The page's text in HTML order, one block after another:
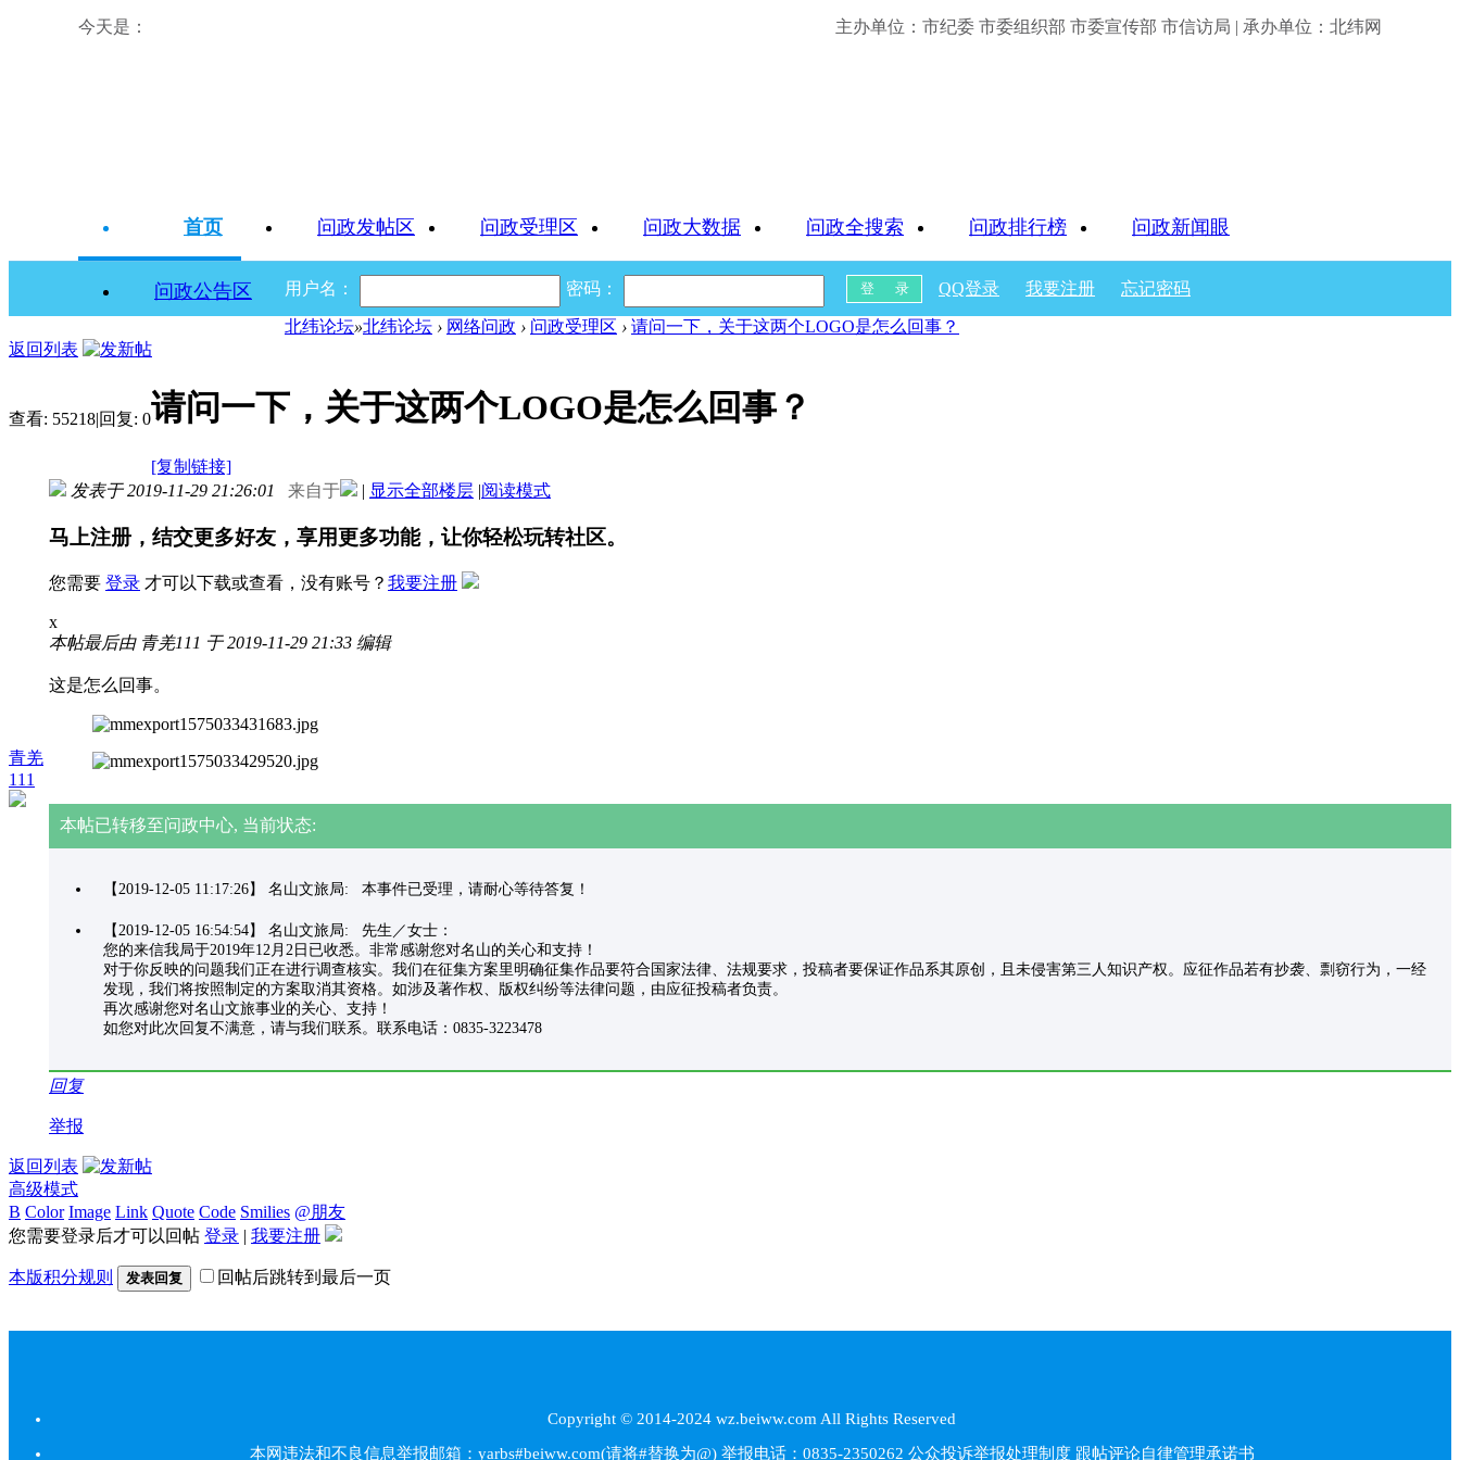
今天是： 主办单位：市纪委 市委组织部 市委宣传部 市信访局 | 承办单位：北纬网
首页 问政发帖区 问政受理区 问政大数据 问政全搜索 问政排行榜 问政新闻眼
问政公告区 用户名： 密码： QQ登录 我要注册 忘记密码
北纬论坛»北纬论坛 › 网络问政 › 问政受理区 › 请问一下，关于这两个LOGO是怎么回事？
返回列表
查看: 55218|回复: 0请问一下，关于这两个LOGO是怎么回事？
[复制链接]
青羌
111
发表于 2019-11-29 21:26:01 来自于 | 显示全部楼层 |阅读模式
马上注册，结交更多好友，享用更多功能，让你轻松玩转社区。
您需要 登录 才可以下载或查看，没有账号？ 我要注册
x
本帖最后由 青羌111 于 2019-11-29 21:33 编辑
这是怎么回事。
本帖已转移至问政中心, 当前状态:
【2019-12-05 11:17:26】 名山文旅局: 本事件已受理，请耐心等待答复！
【2019-12-05 16:54:54】 名山文旅局: 先生／女士：
您的来信我局于2019年12月2日已收悉。非常感谢您对名山的关心和支持！
对于你反映的问题我们正在进行调查核实。我们在征集方案里明确征集作品要符合国家法律、法规要求，投稿者要保证作品系其原创，且未侵害第三人知识产权。应征作品若有抄袭、剽窃行为，一经
发现，我们将按照制定的方案取消其资格。如涉及著作权、版权纠纷等法律问题，由应征投稿者负责。
再次感谢您对名山文旅事业的关心、支持！
如您对此次回复不满意，请与我们联系。联系电话：0835-3223478
回复
举报
返回列表
高级模式
B Color Image Link Quote Code Smilies @朋友
您需要登录后才可以回帖 登录 | 我要注册
本版积分规则 发表回复 回帖后跳转到最后一页
Copyright © 2014-2024 wz.beiww.com All Rights Reserved
本网违法和不良信息举报邮箱：yarbs#beiww.com(请将#替换为@) 举报电话：0835-2350262 公众投诉举报处理制度 跟帖评论自律管理承诺书